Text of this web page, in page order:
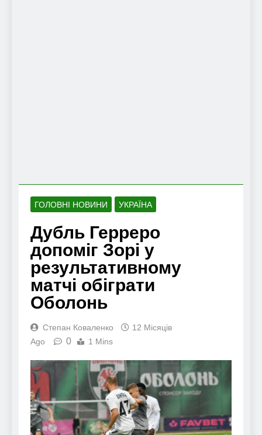
ГОЛОВНІ НОВИНИ УКРАЇНА
Дубль Герреро
допоміг Зорі у
результативному
матчі обіграти
Оболонь
Степан Коваленко
12 Місяців
Ago
0 1 Mins